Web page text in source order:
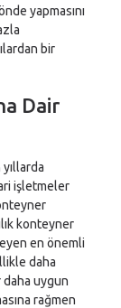
yapmasını
bir
Dair
işletmeler
konteyner
en önemli
daha
uygun
rağmen